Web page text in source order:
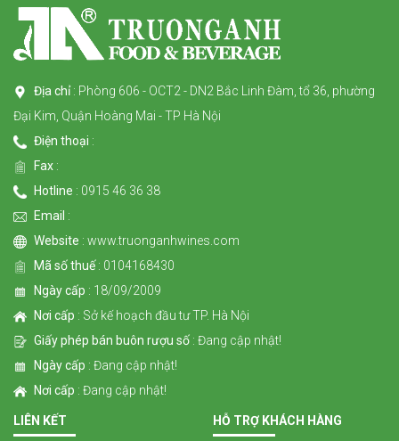
Địa chỉ : Phòng 606 - OCT2 - DN2 Bắc Linh Đàm, tổ 36, phường
Đại Kim, Quận Hoàng Mai - TP Hà Nội
Điện thoại :
Fax :
Hotline : 0915 46 36 38
Email :
Website : www.truonganhwines.com
Mã số thuế : 0104168430
Ngày cấp : 18/09/2009
Nơi cấp : Sở kế hoạch đầu tư TP. Hà Nội
Giấy phép bán buôn rượu số : Đang cập nhật!
Ngày cấp : Đang cập nhật!
Nơi cấp : Đang cập nhật!
LIÊN KẾT HỖ TRỢ KHÁCH HÀNG